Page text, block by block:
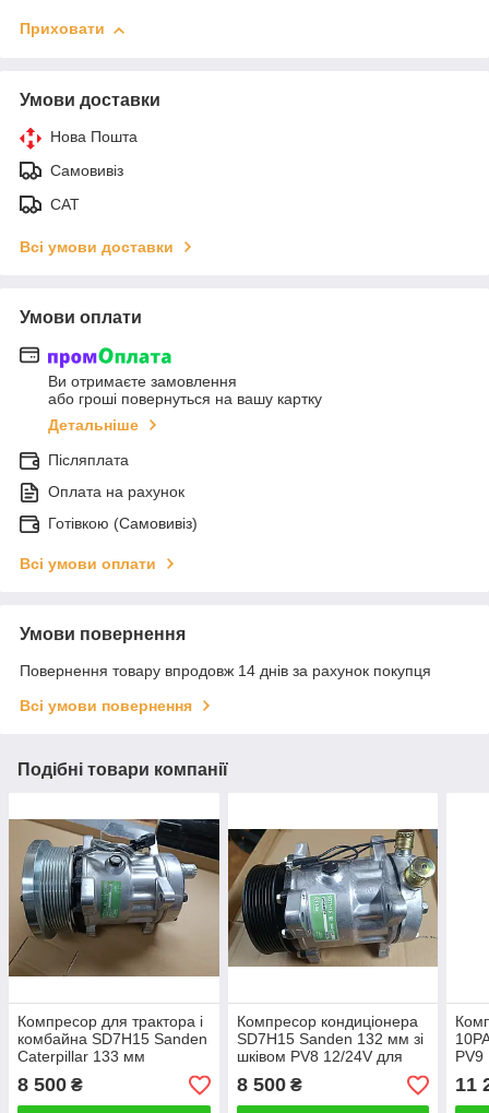
Приховати
Умови доставки
Нова Пошта
Самовивіз
САТ
Всі умови доставки
Умови оплати
Ви отримаєте замовлення
або гроші повернуться на вашу картку
Детальніше
Післяплата
Оплата на рахунок
Готівкою (Самовивіз)
Всі умови оплати
Умови повернення
Повернення товару впродовж 14 днів за рахунок покупця
Всі умови повернення
Подібні товари компанії
Компресор для трактора і
комбайна SD7H15 Sanden
Caterpillar 133 мм
кондиціонера зі шківом
PV8 12/24V
8 500 ₴
Компресор кондиціонера
SD7H15 Sanden 132 мм зі
шківом PV8 12/24V для
комбайна
8 500₴ 11